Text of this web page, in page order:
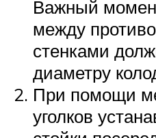
Важный
между
стенками
диаметру
При помощи
уголков